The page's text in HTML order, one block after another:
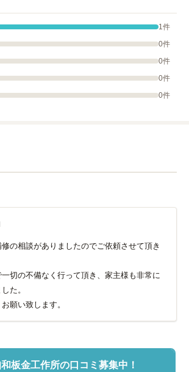
1件
0件
0件
0件
0件
の相談がありましたのでご依頼させて頂き
切の不備なく行って頂き、家主様も非常に
た。
願い致します。
板金工作所の口コミ募集中！